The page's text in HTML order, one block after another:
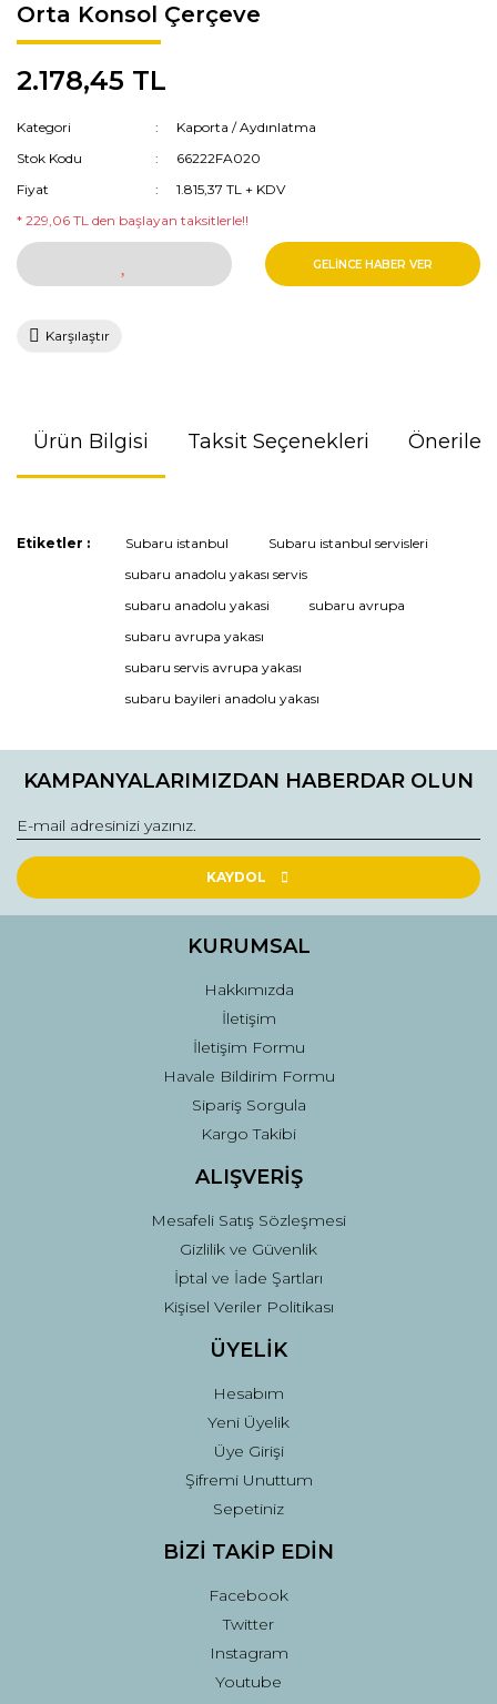
Orta Konsol Çerçeve
2.178,45 TL
Kategori
Kaporta / Aydınlatma
Stok Kodu
66222FA020
Fiyat
1.815,37 TL + KDV
* 229,06 TL den başlayan taksitlerle!!
GELİNCE HABER VER
Karşılaştır
Ürün Bilgisi Taksit Seçenekleri
Bu ürünün fiyat bilgisi, resim, ürün açıklamalarında ve diğer
kullanarak tarafımıza iletebilirsiniz.
Görüş ve önerileriniz için teşekkür ederiz.
Ürün fiyatı diğer sitelerden daha pahalı.
Bu ürüne benzer farklı alternatifler olmalı.
Etiketler : Subaru istanbul
Subaru istanbul servisleri
subaru anadolu yakası servis
subaru anadolu yakasi
subaru avrupa
subaru avrupa yakası
subaru servis avrupa yakası
subaru bayileri anadolu yakası
KAMPANYALARIMIZDAN HABERDAR OLUN
KAYDOL
KURUMSAL
Hakkımızda
İletişim
İletişim Formu
Havale Bildirim Formu
Sipariş Sorgula
Kargo Takibi
ALIŞVERİŞ
Mesafeli Satış Sözleşmesi
Gizlilik ve Güvenlik
İptal ve İade Şartları
Kişisel Veriler Politikası
ÜYELİK
Hesabım
Yeni Üyelik
Üye Girişi
Şifremi Unuttum
Sepetiniz
BİZİ TAKİP EDİN
Facebook
Twitter
Instagram
Youtube